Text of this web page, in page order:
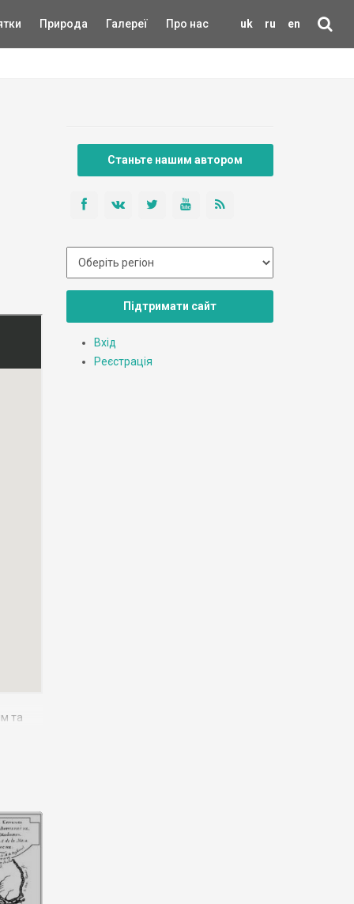
uk ru en
Природа Галереї Про нас
та
Станьте нашим автором
Підтримати сайт
Вхід
Реєстрація